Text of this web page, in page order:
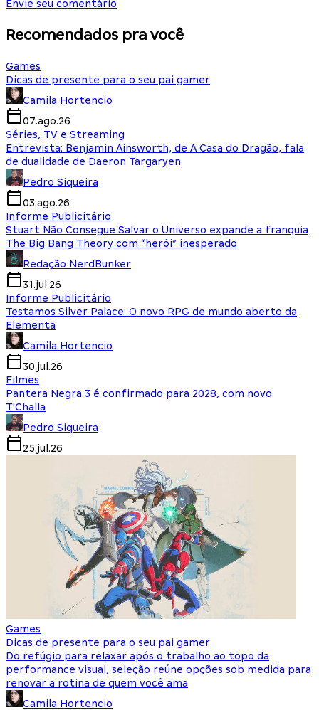
Envie seu comentário
Recomendados pra você
Games
Dicas de presente para o seu pai gamer
Camila Hortencio
07.ago.26
Séries, TV e Streaming
Entrevista: Benjamin Ainsworth, de A Casa do Dragão, fala
de dualidade de Daeron Targaryen
Pedro Siqueira
03.ago.26
Informe Publicitário
Stuart Não Consegue Salvar o Universo expande a franquia
The Big Bang Theory com “herói” inesperado
Redação NerdBunker
31.jul.26
Informe Publicitário
Testamos Silver Palace: O novo RPG de mundo aberto da
Elementa
Camila Hortencio
30.jul.26
Filmes
Pantera Negra 3 é confirmado para 2028, com novo
T'Challa
Pedro Siqueira
25.jul.26
Games
Dicas de presente para o seu pai gamer
Do refúgio para relaxar após o trabalho ao topo da
performance visual, seleção reúne opções sob medida para
renovar a rotina de quem você ama
Camila Hortencio